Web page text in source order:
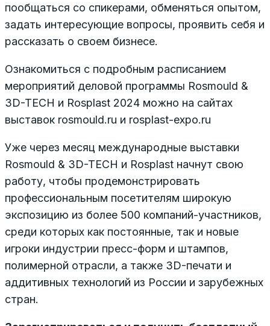
пообщаться со спикерами, обменяться опытом,
задать интересующие вопросы, проявить себя и
рассказать о своем бизнесе.
Ознакомиться с подробным расписанием
мероприятий деловой программы Rosmould &
3D-TECH и Rosplast 2024 можно на сайтах
выставок rosmould.ru и rosplast-expo.ru
Уже через месяц международные выставки
Rosmould & 3D-TECH и Rosplast начнут свою
работу, чтобы продемонстрировать
профессиональным посетителям широкую
экспозицию из более 500 компаний-участников,
среди которых как постоянные, так и новые
игроки индустрии пресс-форм и штампов,
полимерной отрасли, а также 3D-печати и
аддитивных технологий из России и зарубежных
стран.